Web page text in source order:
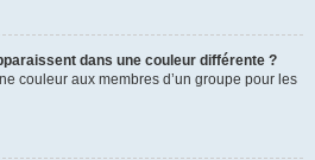
dans une couleur différente ?
couleur aux membres d’un groupe pour les